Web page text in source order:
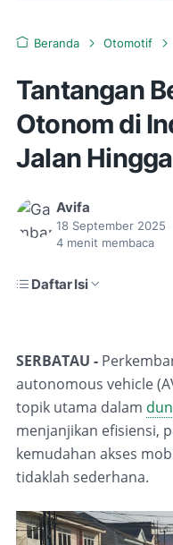
Beranda Otomotif
Tantangan
Otonom di
Jalan
Avifa
18 September 2025
4 menit membaca
Daftar Isi
SERBATAU -
autonomous vehicle
topik utama dalam
menjanjikan efisiensi,
kemudahan akses
tidaklah sederhana.